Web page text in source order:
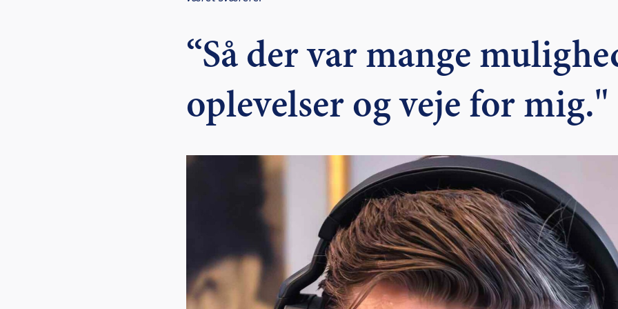
“Så der var mange
oplevelser og veje for mig."